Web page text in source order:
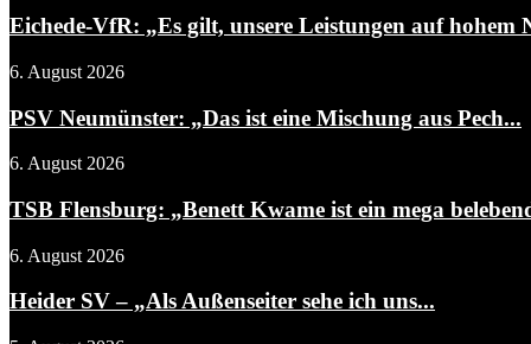
Eichede-VfR: „Es gilt, unsere Leistungen auf hohem
6. August 2026
PSV Neumünster: „Das ist eine Mischung aus Pech...
6. August 2026
TSB Flensburg: „Benett Kwame ist ein mega
6. August 2026
Heider SV – „Als Außenseiter sehe ich uns...